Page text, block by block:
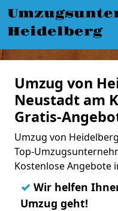
Heidelberg
Umzug von
Neustadt am
Gratis-
Umzug von
Top-
Kostenlose Angebote
✓ Wir helfen
Umzug geht!